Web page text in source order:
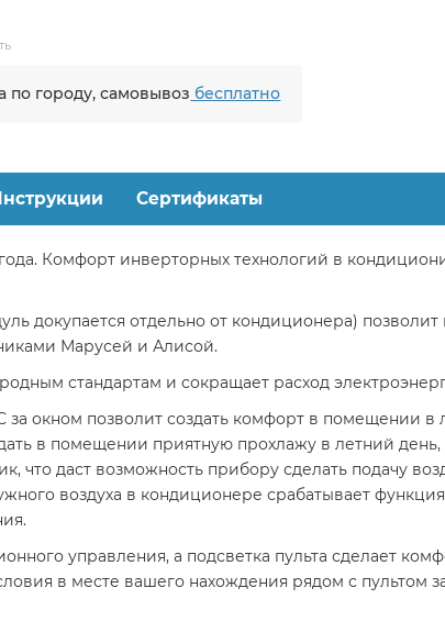
по городу, самовывоз бесплатно
Сертификаты
Комфорт инверторных технологий в
докупается отдельно от кондиционера) позволит
Марусей и Алисой.
стандартам и сокращает расход
окном позволит создать комфорт в помещении в
в помещении приятную прохлажу в летний
что даст возможность прибору сделать подачу
воздуха в кондиционере срабатывает функция
управления, а подсветка пульта сделает
в месте вашего нахождения рядом с пультом